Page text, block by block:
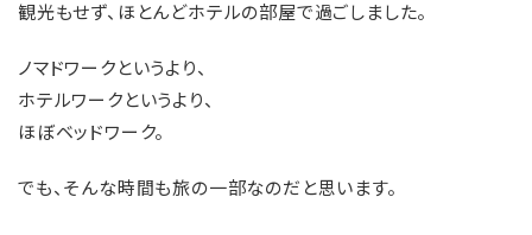
観光もせず、ほとんどホテルの部屋で過ごしました。
ノマドワークというより、
ホテルワークというより、
ほぼベッドワーク。
でも、そんな時間も旅の一部なのだと思います。